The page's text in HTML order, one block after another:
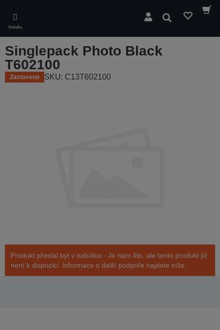
main
content
Nabídka
Hledat
Singlepack Photo Black
T602100
Zastaveno SKU: C13T602100
Produkt přestal být v nabídce - Je nám líto, ale tento produkt již
není k dispozici. Informace o další podpoře najdete níže.